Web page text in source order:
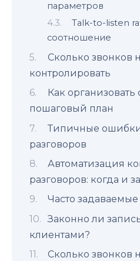
параметров
Talk-to-listen
соотношение
Сколько звонков
контролировать
Как организовать
пошаговый план
Типичные
разговоров
Автоматизация
разговоров: когда и
Часто
Законно ли
клиентами?
Сколько звонков